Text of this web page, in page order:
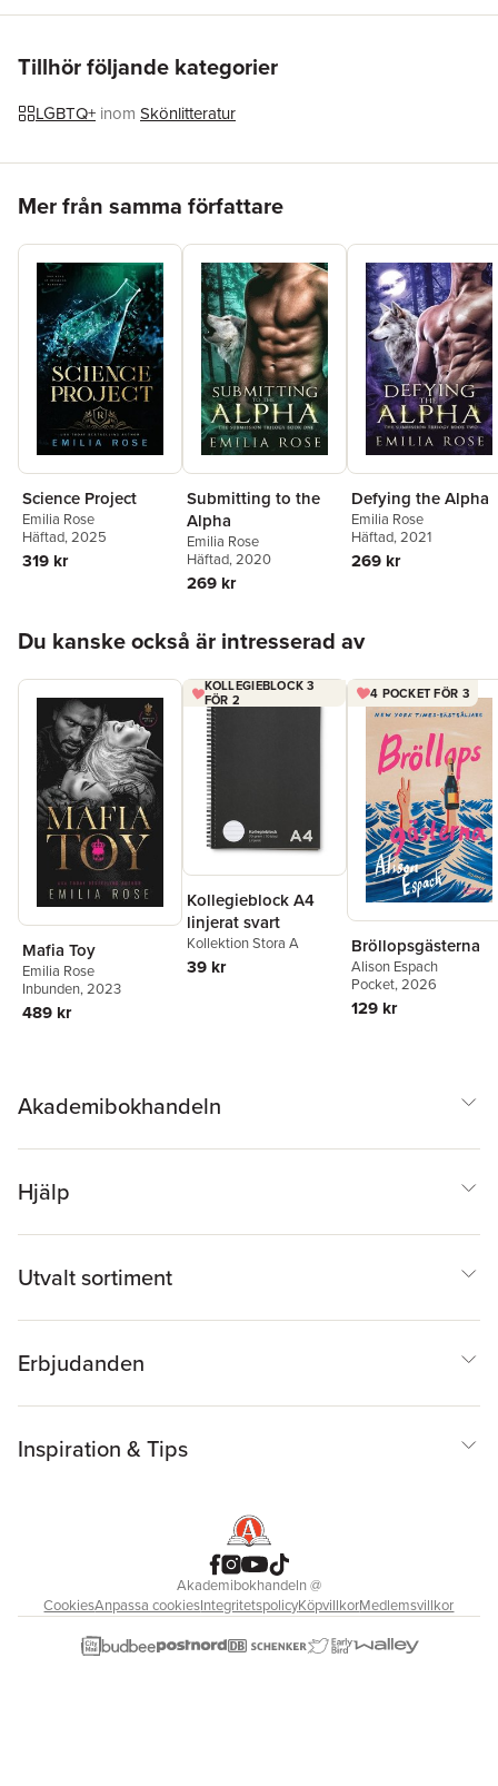
Tillhör följande kategorier
LGBTQ+ inom Skönlitteratur
Mer från samma författare
Science Project
Emilia Rose
Häftad, 2025
319 kr
Submitting to the
Alpha
Emilia Rose
Häftad, 2020
269 kr
Defying the Alpha
Emilia Rose
Häftad, 2021
269 kr
Du kanske också är intresserad av
Mafia Toy
Emilia Rose
Inbunden, 2023
489 kr
KOLLEGIEBLOCK 3
FÖR 2
Kollegieblock A4
linjerat svart
Kollektion Stora A
39 kr
4 POCKET FÖR 3
Bröllopsgästerna
Alison Espach
Pocket, 2026
129 kr
Akademibokhandeln
Hjälp
Utvalt sortiment
Erbjudanden
Inspiration & Tips
Akademibokhandeln@
CookiesAnpassa cookiesIntegritetspolicyKöpvillkorMedlemsvillkor